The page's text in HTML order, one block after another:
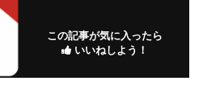
この記事が気に入ったら
いいねしよう！